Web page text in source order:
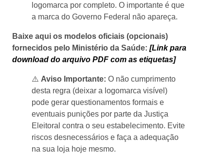
logomarca por completo. O importante é que
a marca do Governo Federal não apareça.
Baixe aqui os modelos oficiais (opcionais)
fornecidos pelo Ministério da Saúde: [Link para
download do arquivo PDF com as etiquetas]
⚠️ Aviso Importante: O não cumprimento
desta regra (deixar a logomarca visível)
pode gerar questionamentos formais e
eventuais punições por parte da Justiça
Eleitoral contra o seu estabelecimento. Evite
riscos desnecessários e faça a adequação
na sua loja hoje mesmo.